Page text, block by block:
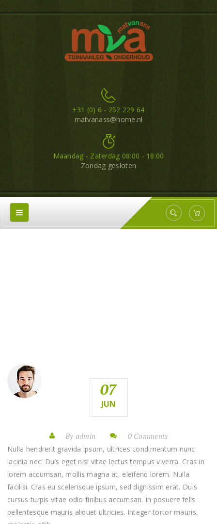
+31 (0) 6 - 252 229 64
matvanass@home.nl
Maandag - Zaterdag 08:00 - 18:00
Zondag gesloten
07
JUN
By admin 0 Comments
Nulla hendrerit gravida ipsum, ultrices condimentum nunc
lacinia nec. Duis eget nisi vitae lectus tempus viverra. Cras in
lorem accumsan, mollis magna at, eleifend lorem. Nulla
facilisi. Cras eu scelerisque ipsum, sed dignissim erat. Duis
cursus turpis vitae odio finibus accumsan. In posuere felis
pellentesque mauris aliquet ultricies. Integer tortor mauris,